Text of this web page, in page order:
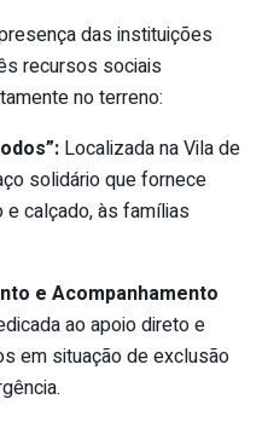
das instituições
recursos sociais
no terreno:
Localizada na Vila de
solidário que fornece
calçado, às famílias
e Acompanhamento
ao apoio direto e
em situação de exclusão